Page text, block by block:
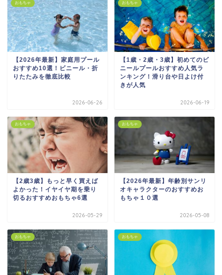
おもちゃ
【2026年最新】家庭用プール
おすすめ10選！ビニール・折
りたたみを徹底比較
2026-06-26
おもちゃ
【1歳・2歳・3歳】初めてのビ
ニールプールおすすめ人気ラ
ンキング！滑り台や日よけ付
きが人気
2026-06-19
おもちゃ
【2歳3歳】もっと早く買えば
よかった！イヤイヤ期を乗り
切るおすすめおもちゃ6選
2026-05-29
おもちゃ
【2026年最新】年齢別サンリ
オキャラクターのおすすめお
もちゃ１０選
2026-05-08
おもちゃ おもちゃ